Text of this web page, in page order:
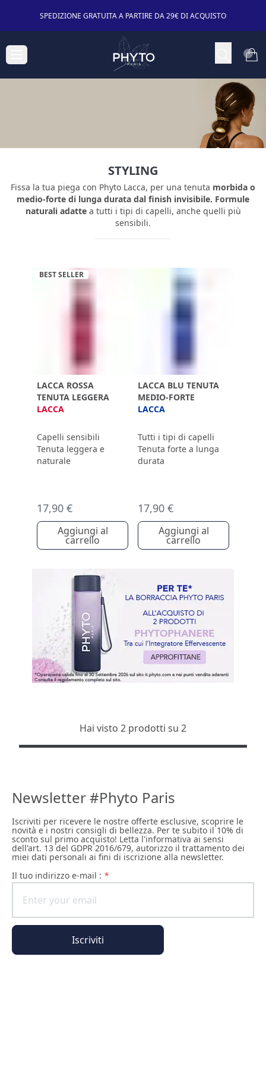
SPEDIZIONE GRATUITA A PARTIRE DA 29€ DI ACQUISTO
STYLING
Fissa la tua piega con Phyto Lacca, per una tenuta morbida o
medio-forte di lunga durata dal finish invisibile. Formule
naturali adattea tutti i tipi di capelli, anche quelli più
sensibili.
BEST SELLER
LACCA ROSSA
TENUTA LEGGERA
LACCA
Capelli sensibili
Tenuta leggera e
naturale
17,90 €
Aggiungi al
carrello
LACCA BLU TENUTA
MEDIO-FORTE
LACCA
Tutti i tipi di capelli
Tenuta forte a lunga
durata
17,90 €
Aggiungi al
carrello
Hai visto 2 prodotti su 2
Newsletter #Phyto Paris
Iscriviti per ricevere le nostre offerte esclusive, scoprire le
novità e i nostri consigli di bellezza. Per te subito il 10% di
sconto sul primo acquisto! Letta l'informativa ai sensi
dell'art. 13 del GDPR 2016/679, autorizzo il trattamento dei
miei dati personali ai fini di iscrizione alla newsletter.
il tuo indirizzo e-mail : *
Iscriviti